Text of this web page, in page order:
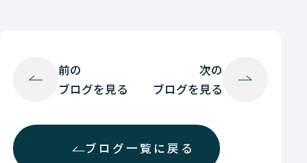
前の
ブログを見る
ブログ一覧に戻る
次の
ブログを見る